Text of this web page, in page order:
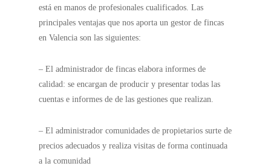
está en manos de profesionales cualificados. Las
principales ventajas que nos aporta un gestor de fincas
en Valencia son las siguientes:
– El administrador de fincas elabora informes de
calidad: se encargan de producir y presentar todas las
cuentas e informes de de las gestiones que realizan.
– El administrador comunidades de propietarios surte de
precios adecuados y realiza visitas de forma continuada
a la comunidad